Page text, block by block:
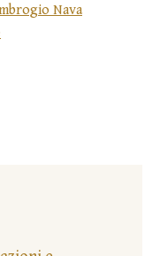
Nava